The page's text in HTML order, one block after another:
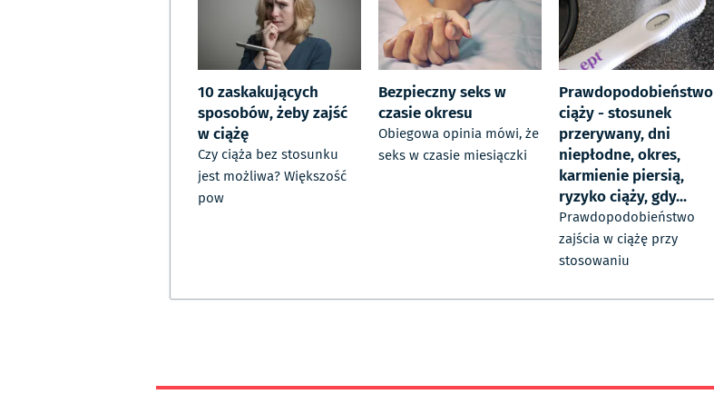
10 zaskakujących
sposobów, żeby zajść
w ciążę
Czy ciąża bez stosunku
jest możliwa? Większość
pow
Bezpieczny seks w
czasie okresu
Obiegowa opinia mówi, że
seks w czasie miesiączki
Prawdopodobieństwo
ciąży - stosunek
przerywany, dni
niepłodne, okres,
karmienie piersią,
ryzyko ciąży, gdy...
Prawdopodobieństwo
zajścia w ciążę przy
stosowaniu